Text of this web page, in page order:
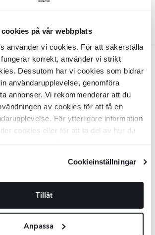
på vår webbplats
använder vi cookies. För att säkerställa
korrekt, använder vi strikt
Dessutom har vi cookies som bidrar
användarupplevelse, genomföra
annonser. Vi rekommenderar att du
av cookies för att få en
För ytterligare information
cookies eller för att ta del av hur du
Cookieinställningar
Tillåt
Anpassa
12x12 cm
TRENDIGT
KlinkerMariposaVit Matt 5x15 cm
KLM7792
Yta:Matt
Kant: Rund
LÄGG I VARUKORG
5x15 cm